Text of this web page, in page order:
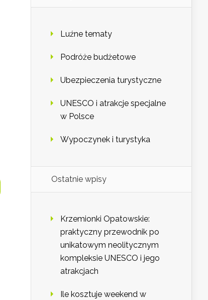
Luźne tematy
Podróże budżetowe
Ubezpieczenia turystyczne
UNESCO i atrakcje specjalne
w Polsce
Wypoczynek i turystyka
Ostatnie wpisy
Krzemionki Opatowskie:
praktyczny przewodnik po
unikatowym neolitycznym
kompleksie UNESCO i jego
atrakcjach
Ile kosztuje weekend w